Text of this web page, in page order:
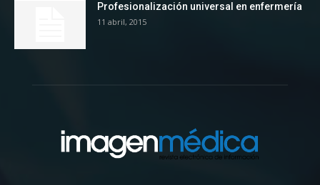
Profesionalización universal en enfermería
11 abril, 2015